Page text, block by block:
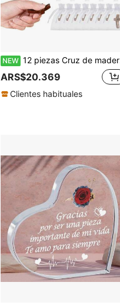
NEW 12 piezas Cruz de madera calmante de bolsillo, Cruz antiestrés con bolsas de organza, Cruz de consuelo religioso para e iglesia
ARS$20.369
Clientes habituales